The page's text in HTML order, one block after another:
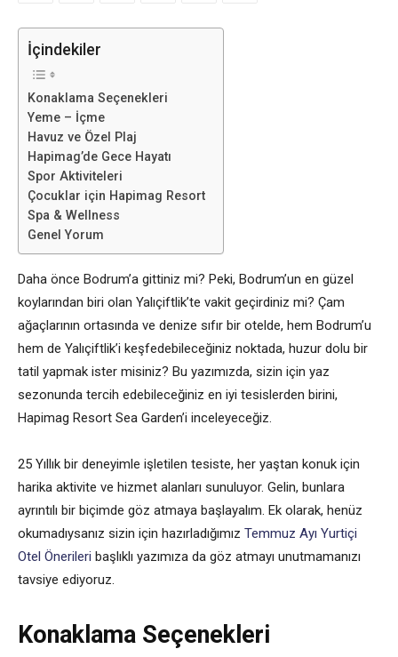
İçindekiler
Konaklama Seçenekleri
Yeme – İçme
Havuz ve Özel Plaj
Hapimag’de Gece Hayatı
Spor Aktiviteleri
Çocuklar için Hapimag Resort
Spa & Wellness
Genel Yorum
Daha önce Bodrum’a gittiniz mi? Peki, Bodrum’un en güzel
koylarından biri olan Yalıçiftlik’te vakit geçirdiniz mi? Çam
ağaçlarının ortasında ve denize sıfır bir otelde, hem Bodrum’u
hem de Yalıçiftlik’i keşfedebileceğiniz noktada, huzur dolu bir
tatil yapmak ister misiniz? Bu yazımızda, sizin için yaz
sezonunda tercih edebileceğiniz en iyi tesislerden birini,
Hapimag Resort Sea Garden’i inceleyeceğiz.
25 Yıllık bir deneyimle işletilen tesiste, her yaştan konuk için
harika aktivite ve hizmet alanları sunuluyor. Gelin, bunlara
ayrıntılı bir biçimde göz atmaya başlayalım. Ek olarak, henüz
okumadıysanız sizin için hazırladığımız Temmuz Ayı Yurtiçi
Otel Önerileri başlıklı yazımıza da göz atmayı unutmamanızı
tavsiye ediyoruz.
Konaklama Seçenekleri